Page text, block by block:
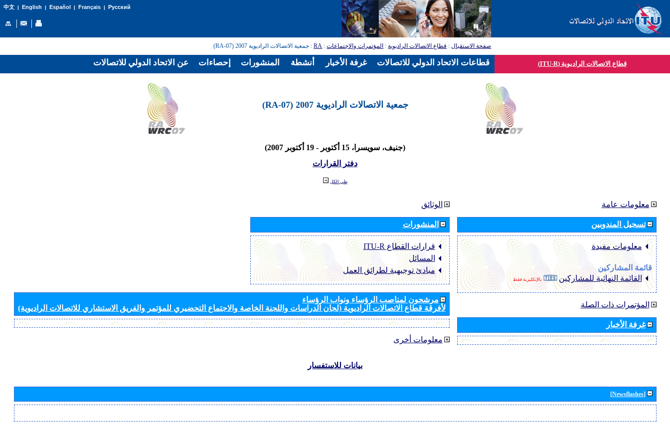
中文| English | Español | Français| Русский
صفحة الاستقبال: قطاع الاتصالات الراديوية: المؤتمرات والاجتماعات:
RA: جمعية الاتصالات الراديوية 2007 (RA-07)
قطاع الاتصالات الراديوية (ITU-R)
جمعية الاتصالات الراديوية 2007 (RA-07)
(جنيف، سويسرا، 15 أكتوبر - 19 أكتوبر 2007)
دفتر القرارات
طي الكل
الوثائق
المنشورات
قرارات القطاع ‏ITU-R
المسائل
مبادئ توجيهية لطرائق العمل
مرشحون لمناصب الرؤساء ونواب الرؤساء
لأفرقة قطاع الاتصالات الراديوية (لجان الدراسات واللجنة الخاصة والاجتماع التحضيري للمؤتمر والفريق الاستشاري للاتصالات الراديوية)
معلومات أخرى
معلومات عامة
تسجيل المندوبين
معلومات مفيدة
قائمة المشاركين
القائمة النهائية للمشاركين
بالإنكليزية فقط
المؤتمرات ذات الصلة
غرفة الأخبار
بيانات للاستفسار
[Newsflashes]
عن الاتحاد الدولي للاتصالات إحصاءات المنشورات أنشطة غرفة الأخبار قطاعات الاتحاد الدولي للاتصالات